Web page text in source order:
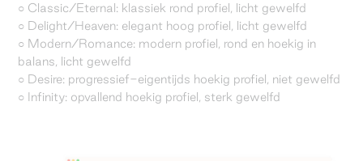
○ Classic/Eternal: klassiek rond profiel, licht gewelfd
○ Delight/Heaven: elegant hoog profiel, licht gewelfd
○ Modern/Romance: modern profiel, rond en hoekig in
balans, licht gewelfd
○ Desire: progressief-eigentijds hoekig profiel, niet gewelfd
○ Infinity: opvallend hoekig profiel, sterk gewelfd